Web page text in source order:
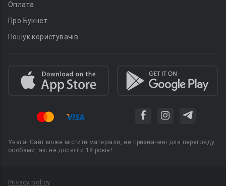
Оплата
Про Букнет
Пошук користувачів
Увага! Сайт може містити матеріали, не призначені для перегляду
особами, які не досягли 18 років!
Privacy policy